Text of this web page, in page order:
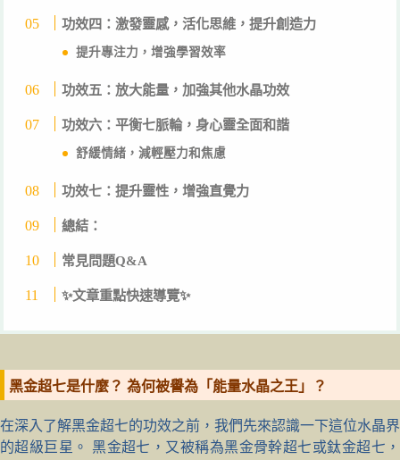
功效四：激發靈感，活化思維，提升創造力
提升專注力，增強學習效率
功效五：放大能量，加強其他水晶功效
功效六：平衡七脈輪，身心靈全面和諧
舒緩情緒，減輕壓力和焦慮
功效七：提升靈性，增強直覺力
總結：
常見問題Q&A
✨文章重點快速導覽✨
黑金超七是什麼？ 為何被譽為「能量水晶之王」？
在深入了解黑金超七的功效之前，我們先來認識一下這位水晶界
的超級巨星。 黑金超七，又被稱為黑金骨幹超七或鈦金超七，